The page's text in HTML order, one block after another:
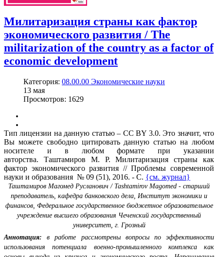
Милитаризация страны как фактор
экономического развития / The
militarization of the country as a factor of
economic development
Категория: 08.00.00 Экономические науки
13 мая
Просмотров: 1629
Тип лицензии на данную статью – CC BY 3.0. Это значит, что
Вы можете свободно цитировать данную статью на любом
носителе и в любом формате при указании
авторства. Таштамиров М. Р. Милитаризация страны как
фактор экономического развития // Проблемы современной
науки и образования № 09 (51), 2016. - С. {см. журнал}
Таштамиров Магомед Русланович / Tashtamirov Magomed - старший
преподаватель, кафедра банковского дела, Институт экономики и
финансов, Федеральное государственное бюджетное образовательное
учреждение высшего образования Чеченский государственный
университет, г. Грозный
Аннотация: в работе рассмотрены вопросы по эффективности
использования потенциала военно-промышленного комплекса как